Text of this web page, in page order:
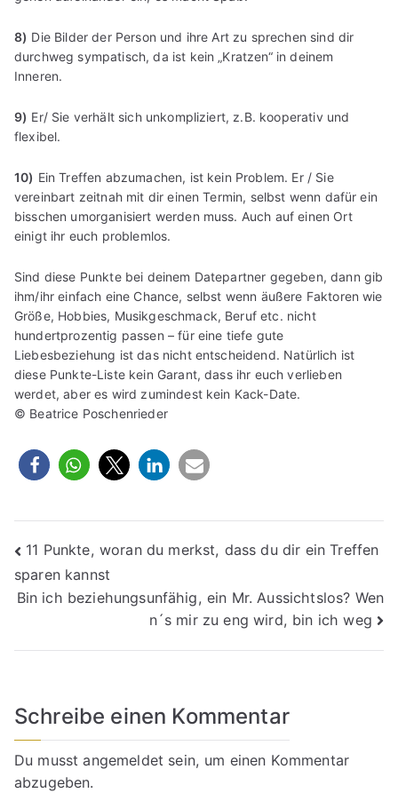
8) Die Bilder der Person und ihre Art zu sprechen sind dir
durchweg sympatisch, da ist kein „Kratzen“ in deinem
Inneren.
9) Er/ Sie verhält sich unkompliziert, z.B. kooperativ und
flexibel.
10) Ein Treffen abzumachen, ist kein Problem. Er / Sie
vereinbart zeitnah mit dir einen Termin, selbst wenn dafür ein
bisschen umorganisiert werden muss. Auch auf einen Ort
einigt ihr euch problemlos.
Sind diese Punkte bei deinem Datepartner gegeben, dann gib
ihm/ihr einfach eine Chance, selbst wenn äußere Faktoren wie
Größe, Hobbies, Musikgeschmack, Beruf etc. nicht
hundertprozentig passen – für eine tiefe gute
Liebesbeziehung ist das nicht entscheidend. Natürlich ist
diese Punkte-Liste kein Garant, dass ihr euch verlieben
werdet, aber es wird zumindest kein Kack-Date.
© Beatrice Poschenrieder
Beitragsnavigation
11 Punkte, woran du merkst, dass du dir ein Treffen
sparen kannst
Bin ich beziehungsunfähig, ein Mr. Aussichtslos? Wen
n´s mir zu eng wird, bin ich weg
Schreibe einen Kommentar
Du musstangemeldet sein, um einen Kommentar
abzugeben.